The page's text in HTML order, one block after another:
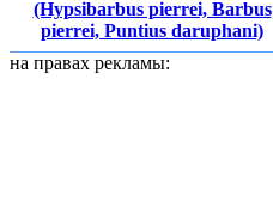
(Hypsibarbus pierrei, Barbus
pierrei, Puntius daruphani)
на правах рекламы: